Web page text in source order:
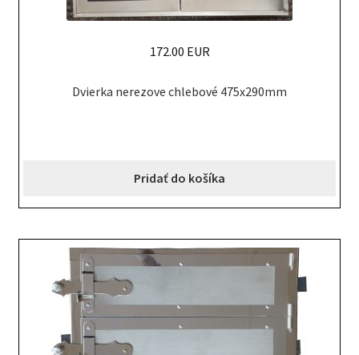
Dvierka nerezove chlebové 475x290mm
172.00 EUR
Pridať do košíka